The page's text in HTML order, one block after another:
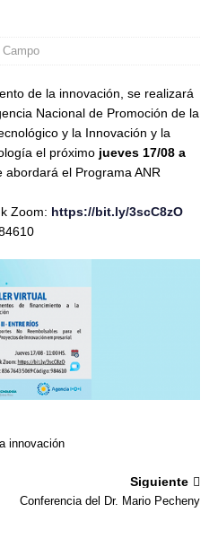
de la innovación, se realizará
Nacional de Promoción de la
y la Innovación y la
el próximo jueves 17/08 a
abordará el Programa ANR
Zoom: https://bit.ly/3scC8zO
innovación
Siguiente
Conferencia del Dr. Mario Pecheny